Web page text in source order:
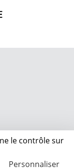
le contrôle sur
Personnaliser